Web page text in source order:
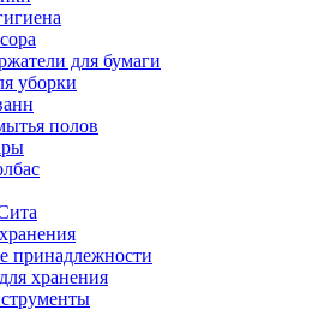
для бумаги
уборки
полов
принадлежности
хранения